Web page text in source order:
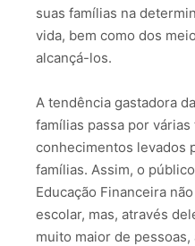
suas famílias na
vida, bem como dos
alcançá-los.
A tendência gastadora
famílias passa por
conhecimentos levados
famílias. Assim, o
Educação Financeira
escolar, mas, através
muito maior de